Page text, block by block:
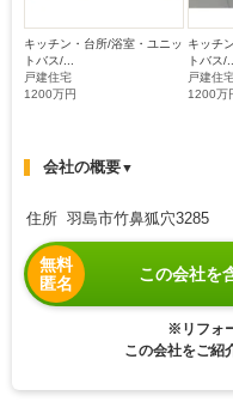
キッチン・台所/浴室・ユニッ
トバス/...
戸建住宅
1200万円
キッチ
トバス/...
戸建住
1200万
会社の概要▼
住所 羽島市竹鼻狐穴3285
無料
匿名
この会社を
※リフォ
この会社をご紹